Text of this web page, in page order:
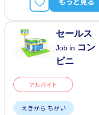
セールス
Job in コン
ビニ
アルバイト
えきから ちかい